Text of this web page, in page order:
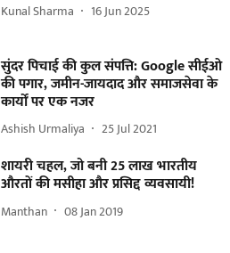
Kunal Sharma 16 Jun 2025
सुंदर पिचाई की कुल संपत्ति: Google सीईओ
की पगार, जमीन-जायदाद और समाजसेवा के
कार्यों पर एक नजर
Ashish Urmaliya 25 Jul 2021
शायरी चहल, जो बनी 25 लाख भारतीय
औरतों की मसीहा और प्रसिद्द व्यवसायी!
Manthan 08 Jan 2019